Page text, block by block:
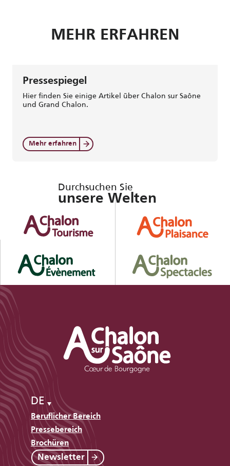
MEHR ERFAHREN
Pressespiegel
Hier finden Sie einige Artikel über Chalon sur Saône
und Grand Chalon.
Mehr erfahren
Durchsuchen Sie
unsere Welten
DE
Beruflicher Bereich
Pressebereich
Brochüren
Newsletter